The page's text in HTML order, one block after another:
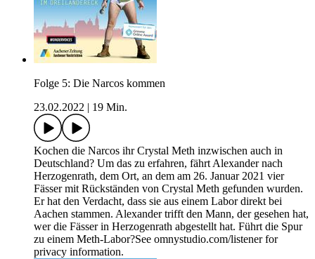
Folge 5: Die Narcos kommen
23.02.2022
19 Min.
Kochen die Narcos ihr Crystal Meth inzwischen auch in
Deutschland? Um das zu erfahren, fährt Alexander nach
Herzogenrath, dem Ort, an dem am 26. Januar 2021 vier
Fässer mit Rückständen von Crystal Meth gefunden wurden.
Er hat den Verdacht, dass sie aus einem Labor direkt bei
Aachen stammen. Alexander trifft den Mann, der gesehen hat,
wer die Fässer in Herzogenrath abgestellt hat. Führt die Spur
zu einem Meth-Labor?See omnystudio.com/listener for
privacy information.